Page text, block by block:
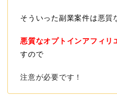
そういった副業案件は悪質
悪質なオプトインアフィリ
すので
注意が必要です！